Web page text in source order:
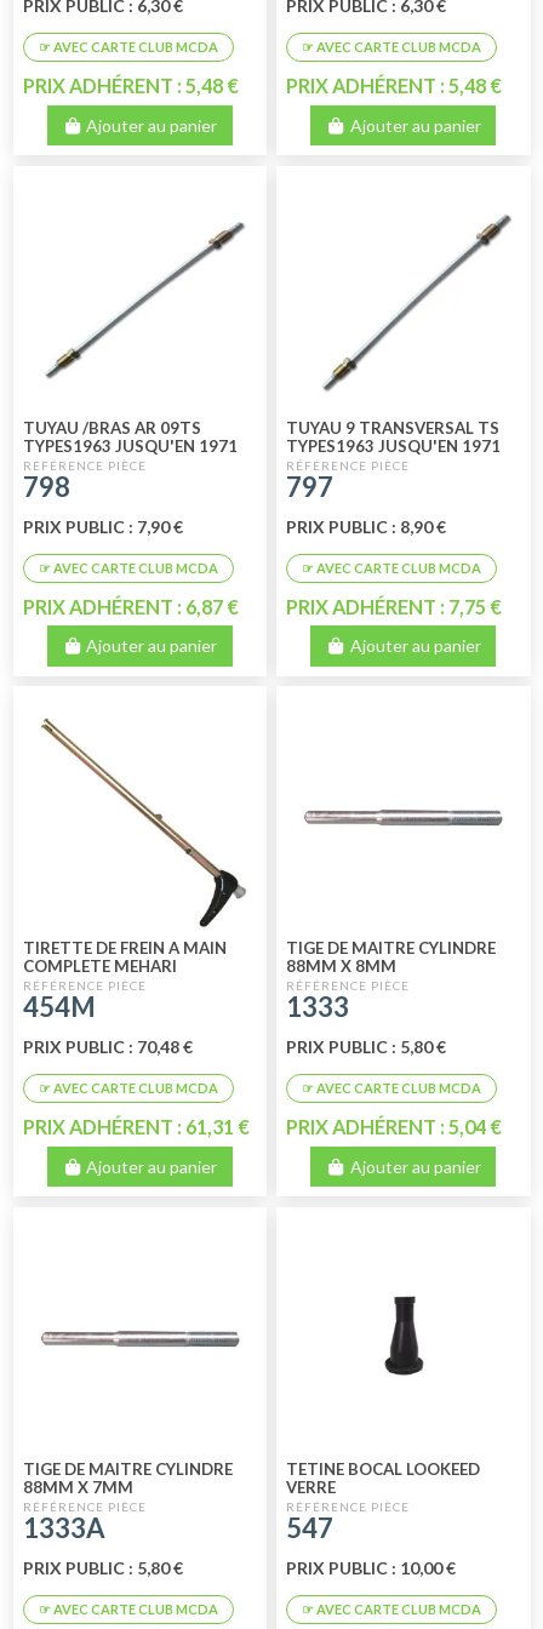
PRIX PUBLIC : 6,30 €
PRIX ADHÉRENT : 5,48 €
Ajouter au panier
PRIX PUBLIC : 6,30 €
PRIX ADHÉRENT : 5,48 €
Ajouter au panier
TUYAU /BRAS AR 09TS
TYPES1963 JUSQU'EN 1971
798
PRIX PUBLIC : 7,90 €
PRIX ADHÉRENT : 6,87 €
Ajouter au panier
TUYAU 9 TRANSVERSAL TS
TYPES1963 JUSQU'EN 1971
797
PRIX PUBLIC : 8,90 €
PRIX ADHÉRENT : 7,75 €
Ajouter au panier
TIRETTE DE FREIN A MAIN
COMPLETE MEHARI
454M
PRIX PUBLIC : 70,48 €
PRIX ADHÉRENT : 61,31 €
Ajouter au panier
TIGE DE MAITRE CYLINDRE
88MM X 8MM
1333
PRIX PUBLIC : 5,80 €
PRIX ADHÉRENT : 5,04 €
Ajouter au panier
TIGE DE MAITRE CYLINDRE
88MM X 7MM
1333A
PRIX PUBLIC : 5,80 €
TETINE BOCAL LOOKEED
VERRE
547
PRIX PUBLIC : 10,00 €